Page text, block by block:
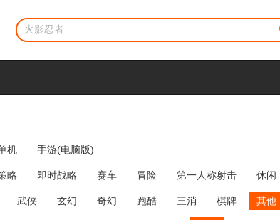
机 手游(电脑版)
略 即时战略 赛车 冒险 第一人称射击 休闲
牌类
麻将 网络游戏 弹幕射击 策略塔防
武侠 玄幻 奇幻 跑酷 三消 棋牌 其他